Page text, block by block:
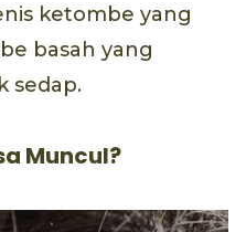
ketombe yang
basah yang
sedap.
Muncul?